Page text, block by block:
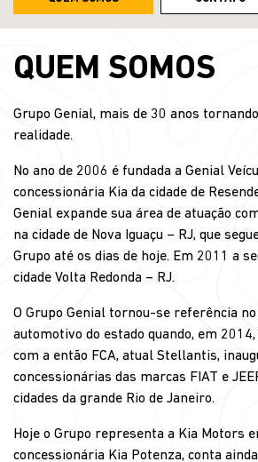
QUEM SOMOS
Grupo Genial, mais de 30 anos
realidade.
No ano de 2006 é fundada a Genial
concessionária Kia da cidade de
Genial expande sua área de atuação
na cidade de Nova Iguaçu – RJ, que
Grupo até os dias de hoje. Em 2011 a
cidade Volta Redonda – RJ.
O Grupo Genial tornou-se referência
automotivo do estado quando, em
com a então FCA, atual Stellantis,
concessionárias das marcas FIAT e
cidades da grande Rio de Janeiro.
Hoje o Grupo representa a Kia Motors
concessionária Kia Potenza, conta